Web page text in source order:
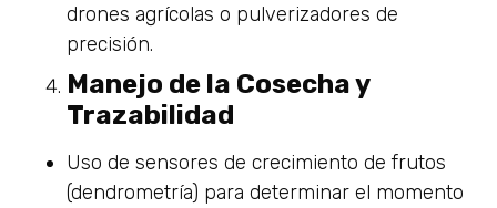
drones agrícolas o pulverizadores de
precisión.
Manejo de la Cosecha y
Trazabilidad
Uso de sensores de crecimiento de frutos
(dendrometría) para determinar el momento